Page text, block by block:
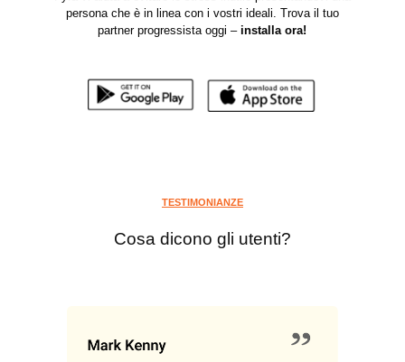
persona che è in linea con i vostri ideali. Trova il tuo
partner progressista oggi –installa ora!
TESTIMONIANZE
Cosa dicono gli utenti?